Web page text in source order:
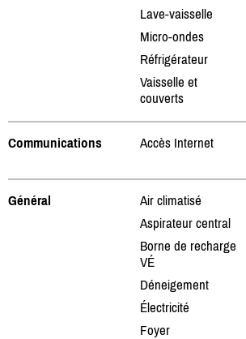
Lave-vaisselle
Micro-ondes
Réfrigérateur
Vaisselle et
couverts
Communications Accès Internet
Général
Air climatisé
Aspirateur central
Borne de recharge
VÉ
Déneigement
Électricité
Foyer